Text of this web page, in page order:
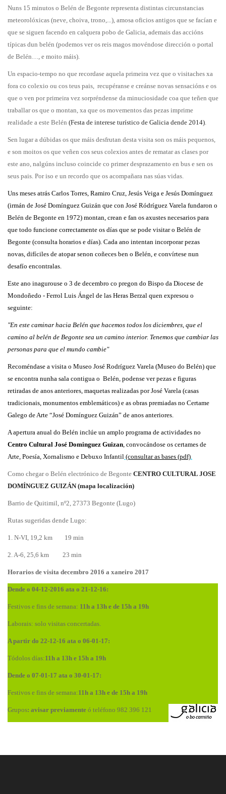
Nuns 15 minutos o Belén de Begonte representa distintas circunstancias
meteorolóxicas (neve, choiva, trono,...), amosa oficios antigos que se facían e
que se siguen facendo en calquera pobo de Galicia, ademais das accións
típicas dun belén (podemos ver os reis magos movéndose dirección o portal
de Belén…, e moito máis).
Un espacio-tempo no que recordase aquela primeira vez que o visitaches xa
fora co colexio ou cos teus pais, recupéranse e creánse novas sensacións e os
que o ven por primeira vez sorpréndense da minuciosidade coa que teñen que
traballar os que o montan, xa que os movementos das pezas imprime
realidade a este Belén (Festa de interese turístico de Galicia dende 2014)
Sen lugar a dúbidas os que máis desfrutan desta visita son os máis pequenos,
e son moitos os que veñen cos seus colexios antes de rematar as clases por
este ano, nalgúns incluso coincide co primer desprazamento en bus e sen os
seus pais. Por iso e un recordo que os acompañara nas súas vidas.
Uns meses atrás Carlos Torres, Ramiro Cruz, Jesús Veiga e Jesús Domínguez
(irmán de José Domínguez Guizán que con José Ródríguez Varela fundaron o
Belén de Begonte en 1972) montan, crean e fan os axustes necesarios para
que todo funcione correctamente os días que se pode visitar o Belén de
Begonte (consulta horarios e días). Cada ano intentan incorporar pezas
novas, difíciles de atopar senon coñeces ben o Belén, e convírtese nun
desafío encontralas.
Este ano inagurouse o 3 de decembro co pregon do Bispo da Diocese de
Mondoñedo - Ferrol Luis Ángel de las Heras Berzal quen expresou o
seguinte:
"En este caminar hacia Belén que hacemos todos los diciembres, que el
camino al belén de Begonte sea un camino interior. Tenemos que cambiar las
personas para que el mundo cambie"
Recoméndase a visita o Museo José Rodríguez Varela (Museo do Belén) que
se encontra nunha sala contigua o Belén, podense ver pezas e figuras
retiradas de anos anteriores, maquetas realizadas por José Varela (casas
tradicionais, monumentos emblemáticos) e as obras premiadas no Certame
Galego de Arte “José Domínguez Guizán” de anos anteriores.
A apertura anual do Belén inclúe un amplo programa de actividades no
Centro Cultural José Dominguez Guizan , convocándose os certames de
Arte, Poesía, Xornalismo e Debuxo Infantil (consultar as bases (pdf)
Como chegar o Belén electrónico de Begonte CENTRO CULTURAL JOSE
DOMÍNGUEZ GUIZÁN (mapa localización)
Barrio de Quitimil, nº2, 27373 Begonte (Lugo)
Rutas sugeridas dende Lugo:
1. N-VI, 19,2 km 19 min
2. A-6, 25,6 km 23 min
Horarios de visita decembro 2016 a xaneiro 2017
Dende o 04-12-2016 ata o 21-12-16:
Festivos e fins de semana: 11h a 13h e de 15h a 19h
Laborais: solo visitas concertadas.
A partir do 22-12-16 ata o 06-01-17:
Tódolos días:11h a 13h e 15h a 19h
Dende o 07-01-17 ata o 30-01-17:
Festivos e fins de semana:11h a 13h e de 15h a 19h
Grupos: avisar previamente ó teléfono 982 396 121